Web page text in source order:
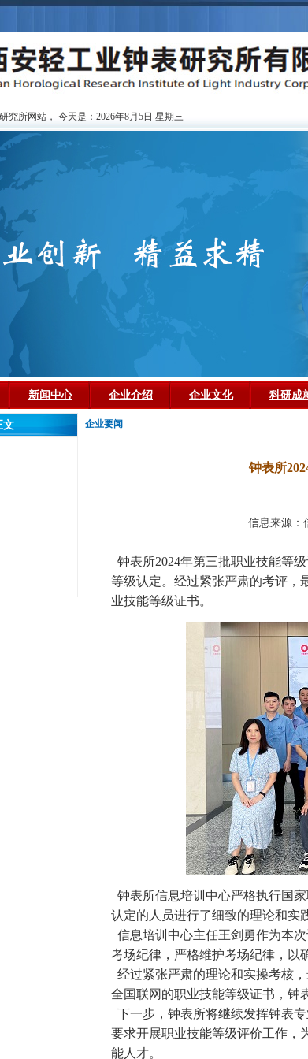
究所网站， 今天是：2026年8月5日 星期三
新闻中心 企业介绍 企业文化 科研成
文 企业要闻
钟表所
信息来源：
钟表所2024年第三批职业技能等
等级认定。经过紧张严肃的考评，
业技能等级证书。
钟表所信息培训中心严格执行国
认定的人员进行了细致的理论和实
信息培训中心主任王剑勇作为本
考场纪律，严格维护考场纪律，以
经过紧张严肃的理论和实操考核
全国联网的职业技能等级证书，钟
下一步，钟表所将继续发挥钟表
要求开展职业技能等级评价工作，
能人才。